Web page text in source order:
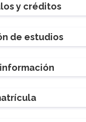
y créditos
de estudios